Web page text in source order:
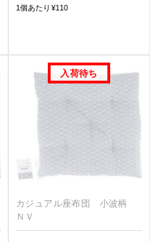
1個あたり¥110
カジュアル座布団 小波柄
ＮＶ